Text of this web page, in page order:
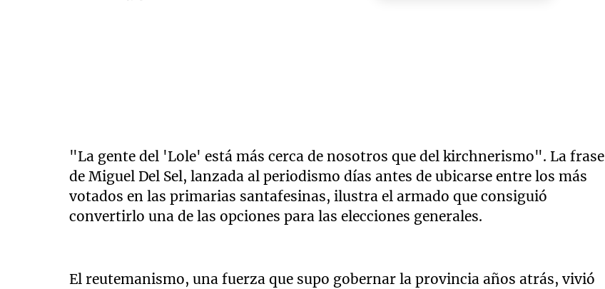
"La gente del 'Lole' está más cerca de nosotros que del kirchnerismo". La frase
de Miguel Del Sel, lanzada al periodismo días antes de ubicarse entre los más
votados en las primarias santafesinas, ilustra el armado que consiguió
convertirlo una de las opciones para las elecciones generales.
El reutemanismo, una fuerza que supo gobernar la provincia años atrás, vivió